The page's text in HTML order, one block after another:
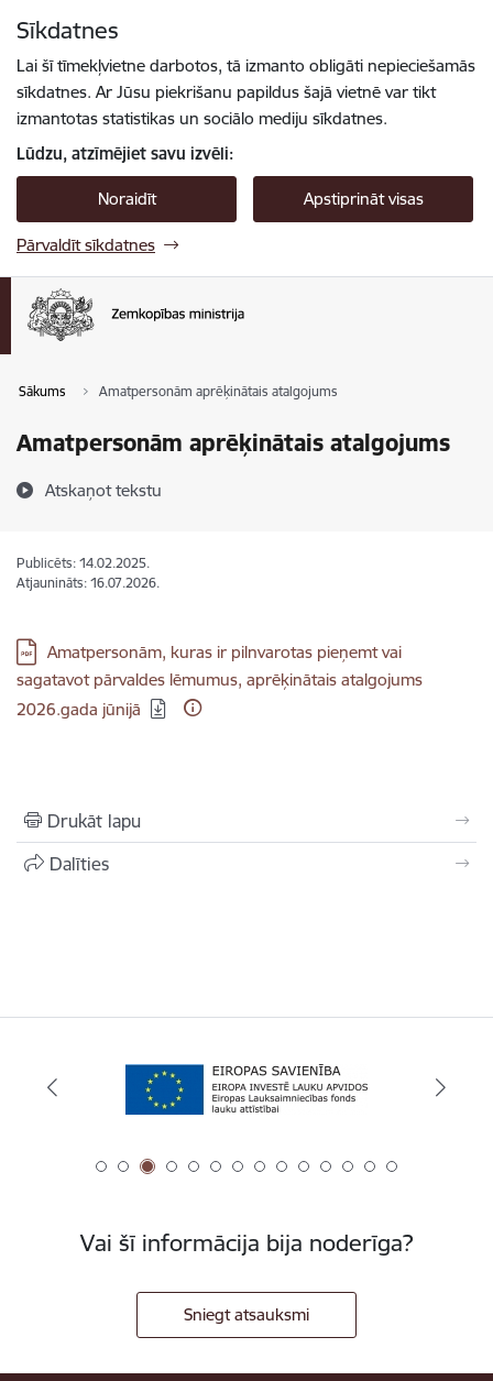
Sīkdatnes
Lai šī tīmekļvietne darbotos, tā izmanto obligāti nepieciešamās
sīkdatnes. Ar Jūsu piekrišanu papildus šajā vietnē var tikt
izmantotas statistikas un sociālo mediju sīkdatnes.
Lūdzu, atzīmējiet savu izvēli:
Noraidīt Apstiprināt visas
Pārvaldīt sīkdatnes
Sākums Amatpersonām aprēķinātais atalgojums
Amatpersonām aprēķinātais atalgojums
Atskaņot tekstu
Publicēts: 14.02.2025.
Atjaunināts: 16.07.2026.
Lejupielādēt:
Amatpersonām, kuras ir pilnvarotas pieņemt vai
sagatavot pārvaldes lēmumus, aprēķinātais atalgojums
2026.gada jūnijā
Drukāt lapu
Dalīties
Vai šī informācija bija noderīga?
Sniegt atsauksmi